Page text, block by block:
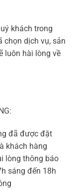
khách trong
chọn dịch vụ, sản
luôn hài lòng về
đã được đặt
khách hàng
lòng thông báo
sáng đến 18h